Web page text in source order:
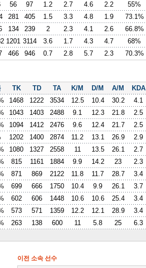
56 97 1.2 2.7 4.6 2.2
55%
281 405 1.5 3.3 4.8 1.9
73.1%
134 239 2 2.3 4.1 2.6
66.8%
1201 3114 3.6 1.7 4.3 4.7
68%
466 946 0.7 2.8 5.7 2.3 70.3%
TK TD TA K/M D/M A/M
KDA
1468 1222 3534 12.5 10.4 30.2
4.1
1043 1403 2488 9.1 12.3 21.8
2.5
1094 1412 2476 9.6 12.4 21.7
2.5
1202 1400 2874 11.2 13.1 26.9
2.9
1080 1327 2558 11 13.5 26.1
2.7
815 1161 1884 9.9 14.2 23
2.3
871 869 2122 11.8 11.7 28.7
3.4
699 666 1750 10.4 9.9 26.1
3.7
602 606 1448 10.6 10.6 25.4
3.4
573 571 1359 12.2 12.1 28.9
3.4
263 138 600 11 5.8 25
6.3
이전 소속 선수